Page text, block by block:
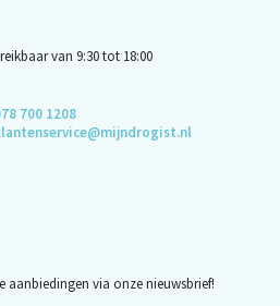
van 9:30 tot 18:00
700 1208
aanbiedingen via onze nieuwsbrief!